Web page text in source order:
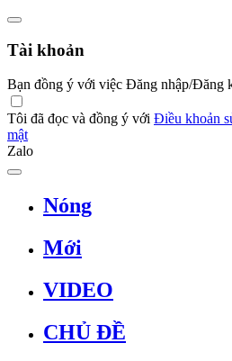
Tài khoản
Bạn đồng ý với việc Đăng nhập/Đăng
Tôi đã đọc và đồng ý với Điều khoản
mật
Zalo
Nóng
Mới
VIDEO
CHỦ ĐỀ